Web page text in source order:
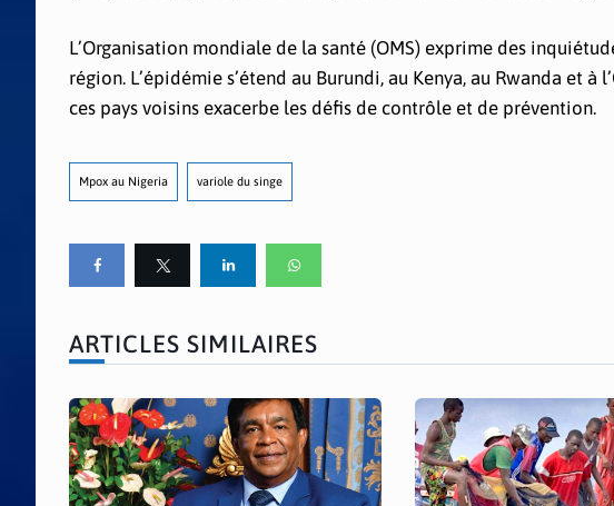
L’Organisation mondiale de la santé (OMS) exprime des
région. L’épidémie s’étend au Burundi, au Kenya, au Rwanda et
ces pays voisins exacerbe les défis de contrôle et de prévention.
Mpox au Nigeria variole du singe
ARTICLES SIMILAIRES